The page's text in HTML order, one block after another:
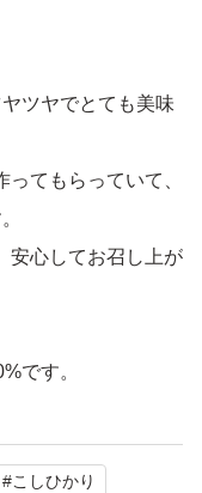
ツヤでとても美味
てもらっていて、
安心してお召し上が
です。
。コメントからお
#こしひかり